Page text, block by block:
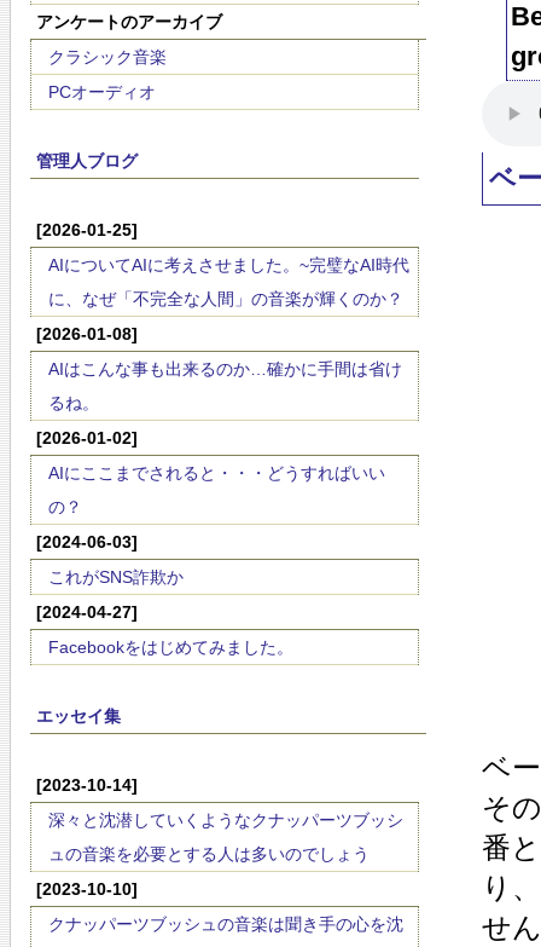
アンケートのアーカイブ
クラシック音楽
PCオーディオ
管理人ブログ
[2026-01-25]
AIについてAIに考えさせました。~完璧なAI時代
に、なぜ「不完全な人間」の音楽が輝くのか？
[2026-01-08]
AIはこんな事も出来るのか…確かに手間は省け
るね。
[2026-01-02]
AIにここまでされると・・・どうすればいい
の？
[2024-06-03]
これがSNS詐欺か
[2024-04-27]
Facebookをはじめてみました。
エッセイ集
[2023-10-14]
深々と沈潜していくようなクナッパーツブッシ
ュの音楽を必要とする人は多いのでしょう
[2023-10-10]
クナッパーツブッシュの音楽は聞き手の心を沈
ベ
ベ
そ
番
り
せ